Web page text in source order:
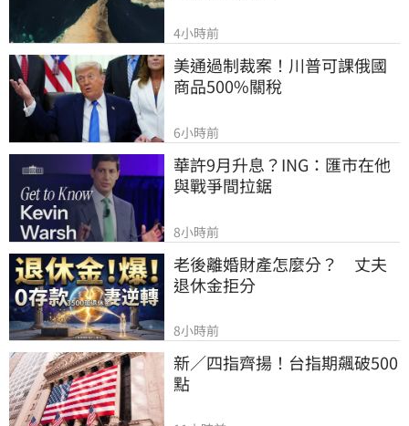
4小時前
美通過制裁案！川普可課俄國
商品500%關稅
6小時前
華許9月升息？ING：匯市在他
與戰爭間拉鋸
8小時前
老後離婚財產怎麼分？　丈夫
退休金拒分
8小時前
新／四指齊揚！台指期飆破500
點